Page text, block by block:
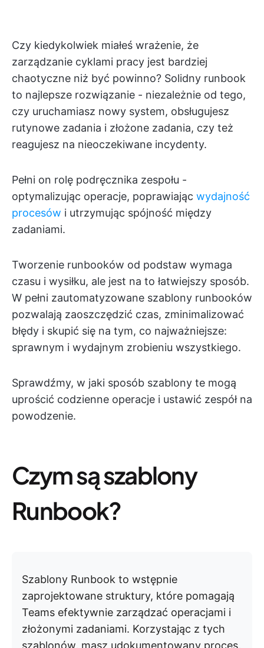
Czy kiedykolwiek miałeś wrażenie, że
zarządzanie cyklami pracy jest bardziej
chaotyczne niż być powinno? Solidny runbook
to najlepsze rozwiązanie - niezależnie od tego,
czy uruchamiasz nowy system, obsługujesz
rutynowe zadania i złożone zadania, czy też
reagujesz na nieoczekiwane incydenty.
Pełni on rolę podręcznika zespołu -
optymalizując operacje, poprawiając wydajność
procesów i utrzymując spójność między
zadaniami.
Tworzenie runbooków od podstaw wymaga
czasu i wysiłku, ale jest na to łatwiejszy sposób.
W pełni zautomatyzowane szablony runbooków
pozwalają zaoszczędzić czas, zminimalizować
błędy i skupić się na tym, co najważniejsze:
sprawnym i wydajnym zrobieniu wszystkiego.
Sprawdźmy, w jaki sposób szablony te mogą
uprościć codzienne operacje i ustawić zespół na
powodzenie.
Czym są szablony
Runbook?
Szablony Runbook to wstępnie
zaprojektowane struktury, które pomagają
Teams efektywnie zarządzać operacjami i
złożonymi zadaniami. Korzystając z tych
szablonów, masz udokumentowany proces,